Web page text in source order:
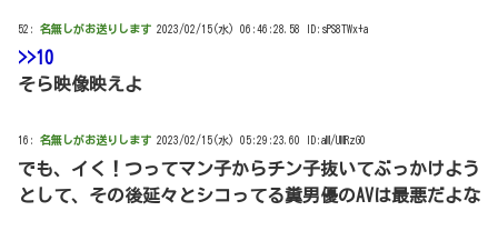
52: 名無しがお送りします 2023/02/15(水) 06:46:28.58 ID:sPS8TWx+a
>>10
そら映像映えよ
16: 名無しがお送りします 2023/02/15(水) 05:29:23.60 ID:aM/UMRzG0
でも、イく！つってマン子からチン子抜いてぶっかけよう
として、その後延々とシコってる糞男優のAVは最悪だよな